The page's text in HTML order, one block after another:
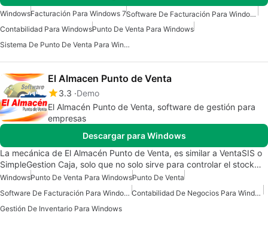
WindowsFacturación Para Windows 7
Software De Facturación Para Windows
Contabilidad Para WindowsPunto De Venta Para Windows
Sistema De Punto De Venta Para Windows
El Almacen Punto de Venta
3.3 Demo
El Almacén Punto de Venta, software de gestión para
empresas
Descargar para Windows
La mecánica de El Almacén Punto de Venta, es similar a VentaSIS o
SimpleGestion Caja, solo que no solo sirve para controlar el stock…
WindowsPunto De Venta Para WindowsPunto De Venta
Software De Facturación Para Windows
Contabilidad De Negocios Para Windows
Gestión De Inventario Para Windows